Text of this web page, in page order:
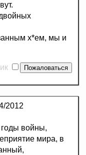
х*ем, мы и
2012
войны,
мира, в